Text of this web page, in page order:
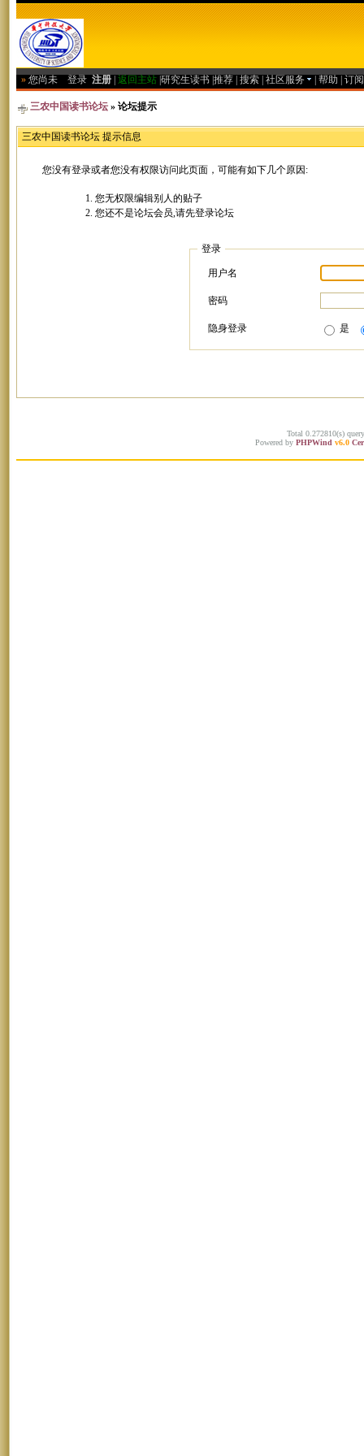
» 您尚未 登录 注册 返回主站 研究生读书 推荐 搜索 社区服务 帮助 订
三农中国读书论坛 » 论坛提示
三农中国读书论坛 提示信息
您没有登录或者您没有权限访问此页面，可能有如下几个原因:
您无权限编辑别人的贴子
您还不是论坛会员,请先登录论坛
登录
用户名
密码
隐身登录 是
Total 0.272810(s)
Powered by PHPWind v6.0